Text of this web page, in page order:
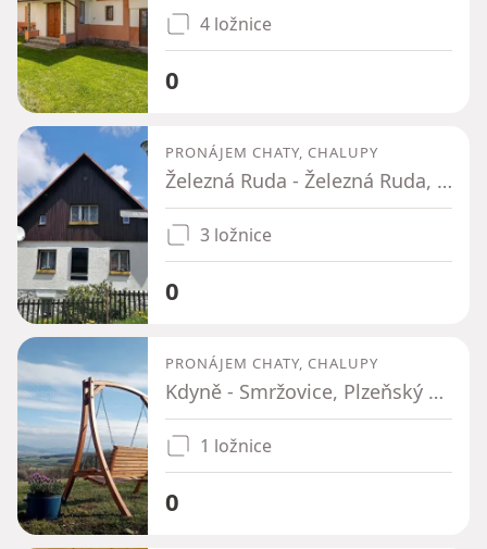
4 ložnice
0
PRONÁJEM CHATY, CHALUPY
Železná Ruda - Železná Ruda, Plzeňský kraj
3 ložnice
0
PRONÁJEM CHATY, CHALUPY
Kdyně - Smržovice, Plzeňský kraj
1 ložnice
0